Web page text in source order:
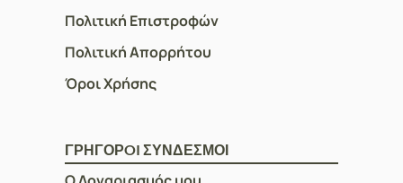
Πολιτική Επιστροφών
Πολιτική Απορρήτου
Όροι Χρήσης
ΓΡΗΓΟΡOI ΣΥΝΔΕΣΜΟΙ